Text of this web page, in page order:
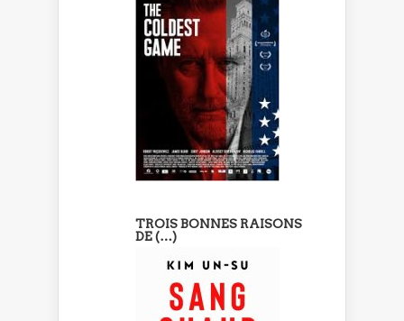
TROIS BONNES RAISONS
DE (…)